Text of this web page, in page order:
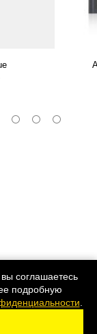
, вы соглашаетесь
подробную